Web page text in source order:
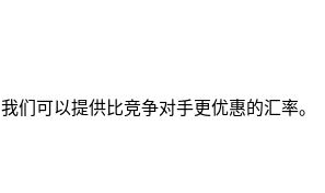
我们可以提供比竞争对手更优惠的汇率。